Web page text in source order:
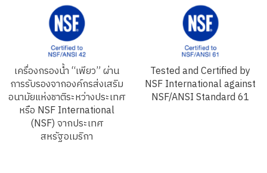
เครื่องกรองน้ำ “เพียว” ผ่าน
การรับรองจากองค์กรส่งเสริม
อนามัยแห่งชาติระหว่างประเทศ
หรือ NSF International
(NSF) จากประเทศ
สหรัฐอเมริกา
Tested and Certified by
NSF International against
NSF/ANSI Standard 61